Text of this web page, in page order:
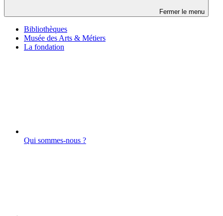
Fermer le menu
Bibliothèques
Musée des Arts & Métiers
La fondation
Qui sommes-nous ?